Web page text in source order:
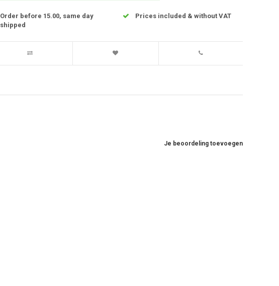
Order before 15.00, same day
shipped
Prices included & without VAT
Je beoordeling toevoegen